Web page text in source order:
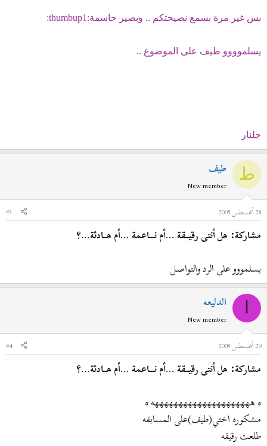
وسريعه البديهة فلا تجعلي رقتكِ
بس غير مرة بسمع نصيحتكم .. وبصير حاسمة:thumbup1:
يسلموووو طيف على الموضوع ..
جلنار
ط طيف
New member
28 أغسطس 2005
#3
مشاركة: هل أنتى رقيــقة ...أم نـــاعمة ...أم هــادئة...؟
يسلمووو على الرد والتواصل
الدليعه
New member
29 أغسطس 2005
#4
مشاركة: هل أنتى رقيــقة ...أم نـــاعمة ...أم هــادئة...؟
ه هههههههههههههههههههههه ه
مشكوره اختي(طيف)على المسابقه
طلعت رقيقه